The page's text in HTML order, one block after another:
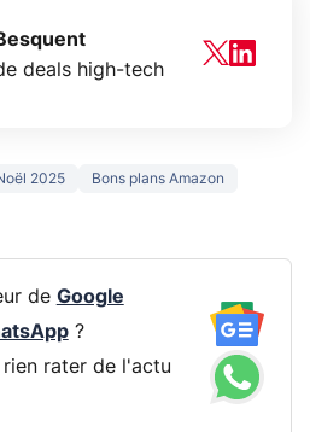
deals high-tech
2025
Bons plans Amazon
de Google
?
rater de l'actu